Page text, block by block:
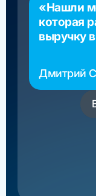
«Нашли
которая
выручку
Дмитрий